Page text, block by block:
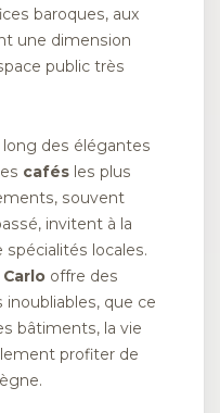
baroques, aux
une dimension
public très
des élégantes
cafés les plus
souvent
invitent à la
locales.
offre des
que ce
bâtiments, la vie
profiter de